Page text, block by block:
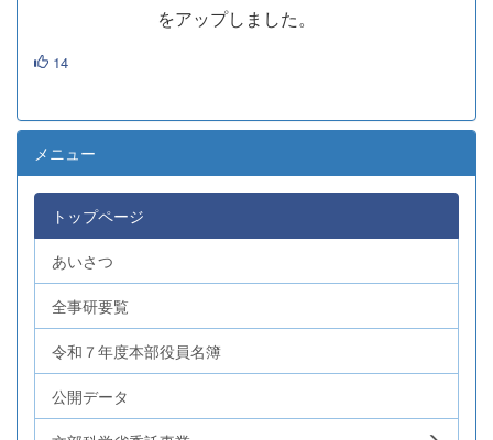
をアップしました。
14
メニュー
トップページ
あいさつ
全事研要覧
令和７年度本部役員名簿
公開データ